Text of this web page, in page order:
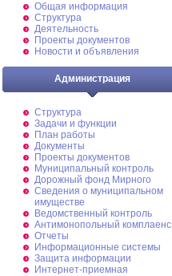
Общая информация
Структура
Деятельность
Проекты документов
Новости и объявления
Администрация
Структура
Задачи и функции
План работы
Документы
Проекты документов
Муниципальный контроль
Дорожный фонд Мирного
Cведения о муниципальном
имуществе
Ведомственный контроль
Антимонопольный комплаенс
Отчеты
Информационные системы
Защита информации
Интернет-приемная